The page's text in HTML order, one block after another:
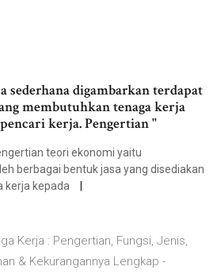
sederhana digambarkan terdapat
membutuhkan tenaga kerja
kerja. Pengertian "
teori ekonomi yaitu
berbagai bentuk jasa yang disediakan
kerja kepada
Kerja : Pengertian, Fungsi, Jenis,
& Kekurangannya Lengkap -